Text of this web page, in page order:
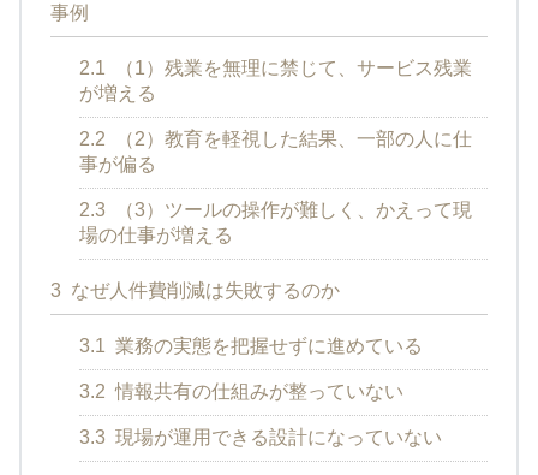
事例
2.1
（1）残業を無理に禁じて、サービス残業
が増える
2.2
（2）教育を軽視した結果、一部の人に仕
事が偏る
2.3
（3）ツールの操作が難しく、かえって現
場の仕事が増える
3 なぜ人件費削減は失敗するのか
3.1 業務の実態を把握せずに進めている
3.2 情報共有の仕組みが整っていない
3.3 現場が運用できる設計になっていない